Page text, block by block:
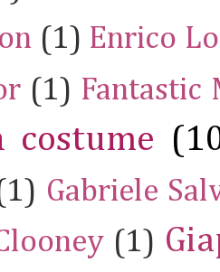
(1) Enrico
(1) Fantastic
costume
Gabriele
(1)